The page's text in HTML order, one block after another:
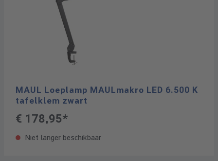
MAUL Loeplamp MAULmakro LED 6.500 K
tafelklem zwart
€ 178,95*
Niet langer beschikbaar